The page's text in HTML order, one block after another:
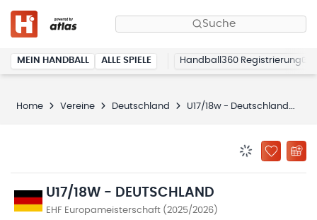
Suche
MEIN HANDBALL ALLE SPIELE Handball360 Registrierung
Home Vereine Deutschland U17/18w - Deutschland
ZU
U17/18W - DEUTSCHLAND
EHF Europameisterschaft (2025/2026)